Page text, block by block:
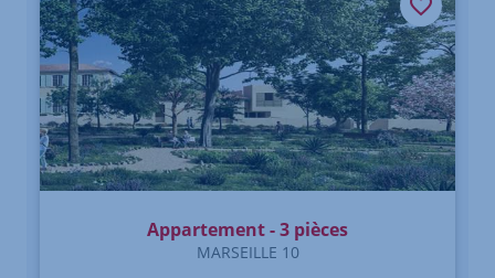
Appartement - 3 pièces
MARSEILLE 10